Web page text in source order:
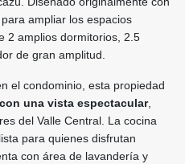
ampliar los espacios
2 amplios dormitorios, 2.5
de gran amplitud.
el condominio, esta propiedad
una vista espectacular,
del Valle Central. La cocina
para quienes disfrutan
con área de lavandería y